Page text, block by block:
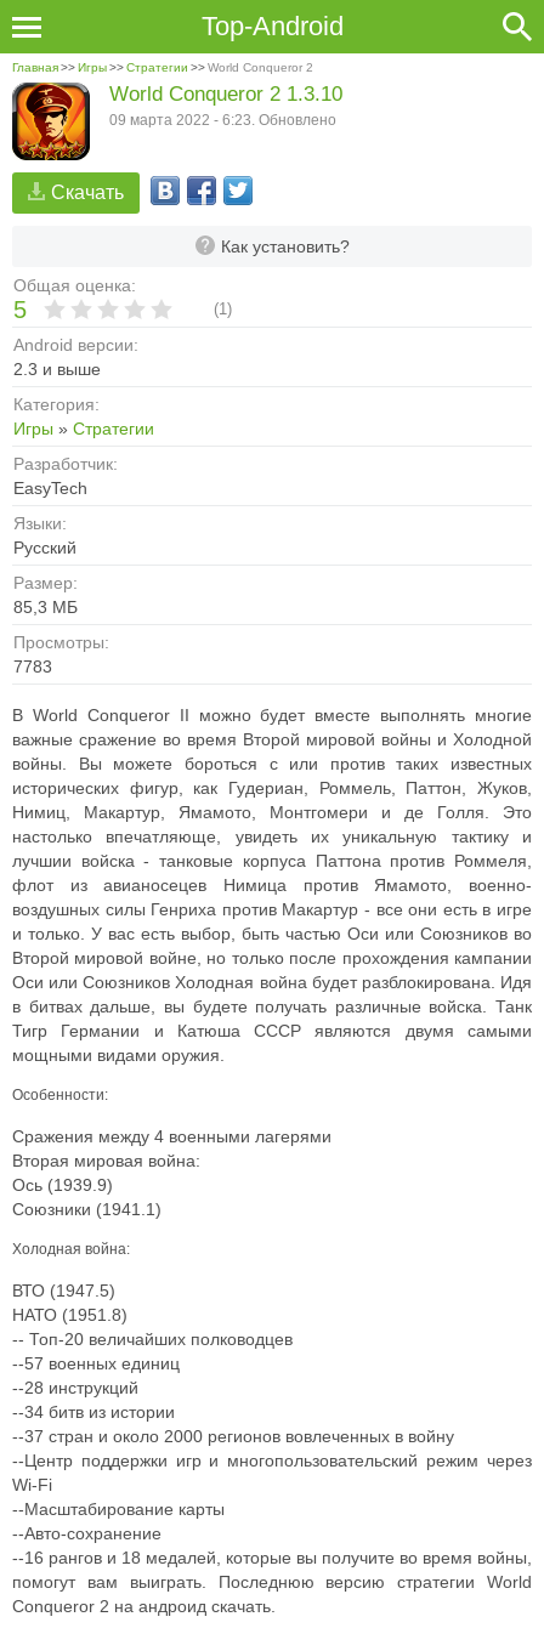
Top-Android
Главная>>Игры>>Стратегии >>World Conqueror 2
Скачать
Как установить?
Общая оценка:
5 (1)
Android версии:
2.3 и выше
Категория:
Игры » Стратегии
Разработчик:
EasyTech
Языки:
Русский
Размер:
85,3 МБ
Просмотры:
7783
World Conqueror 2 1.3.10
09 марта 2022 - 6:23. Обновлено
В World Conqueror II можно будет вместе выполнять многие
важные сражение во время Второй мировой войны и Холодной
войны. Вы можете бороться с или против таких известных
исторических фигур, как Гудериан, Роммель, Паттон, Жуков,
Нимиц, Макартур, Ямамото, Монтгомери и де Голля. Это
настолько впечатляюще, увидеть их уникальную тактику и
лучшии войска - танковые корпуса Паттона против Роммеля,
флот из авианосецев Нимица против Ямамото, военно-
воздушных силы Генриха против Макартур - все они есть в игре
и только. У вас есть выбор, быть частью Оси или Союзников во
Второй мировой войне, но только после прохождения кампании
Оси или Союзников Холодная война будет разблокирована. Идя
в битвах дальше, вы будете получать различные войска. Танк
Тигр Германии и Катюша СССР являются двумя самыми
мощными видами оружия.
Особенности:
Сражения между 4 военными лагерями
Вторая мировая война:
Ось (1939.9)
Союзники (1941.1)
Холодная война:
ВТО (1947.5)
НАТО (1951.8)
-- Топ-20 величайших полководцев
--57 военных единиц
--28 инструкций
--34 битв из истории
--37 стран и около 2000 регионов вовлеченных в войну
--Центр поддержки игр и многопользовательский режим через
Wi-Fi
--Масштабирование карты
--Авто-сохранение
--16 рангов и 18 медалей, которые вы получите во время войны,
помогут вам выиграть. Последнюю версию стратегии World
Conqueror 2 на андроид скачать.